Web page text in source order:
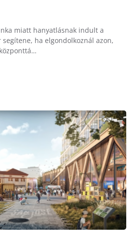
miatt hanyatlásnak indult a
ha elgondolkoznál azon,